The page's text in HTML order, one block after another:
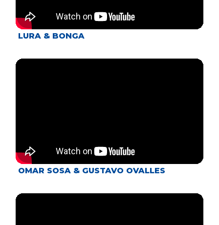
LURA & BONGA
OMAR SOSA & GUSTAVO OVALLES